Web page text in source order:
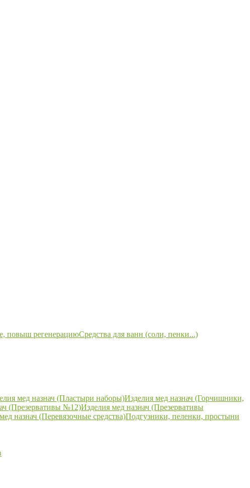
повыш регенерациюСредства для ванн (соли, пенки...)
мед назнач (Пластыри наборы)Изделия мед назнач (Горчишники,
(Презервативы №12)Изделия мед назнач (Презервативы
назнач (Перевязочные средства)Подгузники, пеленки, простыни